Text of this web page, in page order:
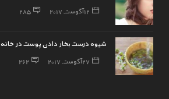
12 آگوست, 2017 285
شیوه درست بخار دادن پوست در خانه
27 آگوست, 2017 262